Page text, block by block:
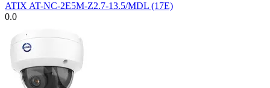
ATIX AT-NC-2E5M-Z2.7-13.5/MDL (17E)
0.0